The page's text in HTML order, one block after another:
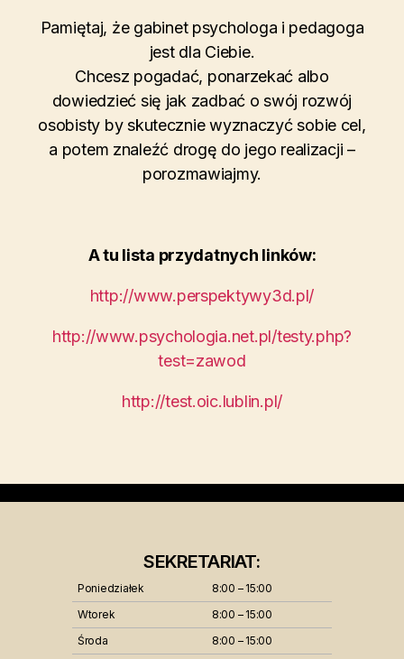
Pamiętaj, że gabinet psychologa i pedagoga
jest dla Ciebie.
Chcesz pogadać, ponarzekać albo
dowiedzieć się jak zadbać o swój rozwój
osobisty by skutecznie wyznaczyć sobie cel,
a potem znaleźć drogę do jego realizacji –
porozmawiajmy.
A tu lista przydatnych linków:
http://www.perspektywy3d.pl/
http://www.psychologia.net.pl/testy.php?
test=zawod
http://test.oic.lublin.pl/
SEKRETARIAT:
Poniedziałek
8:00 – 15:00
Wtorek
8:00 – 15:00
Środa
8:00 – 15:00